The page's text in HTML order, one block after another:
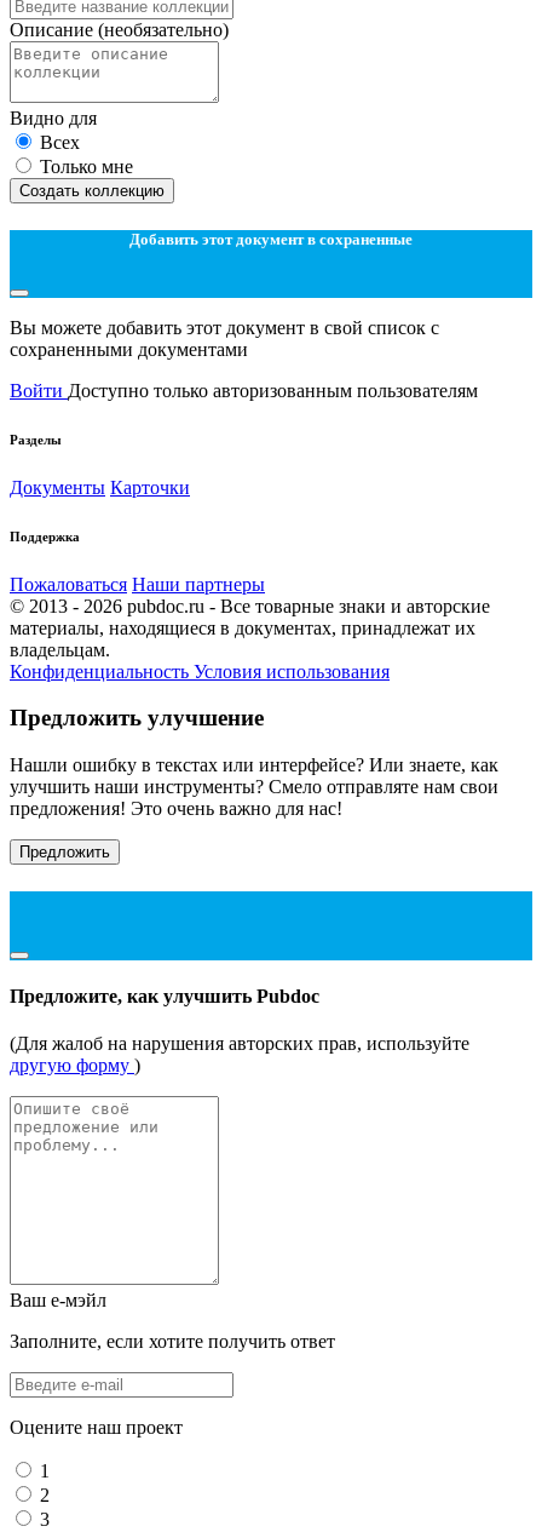
Описание (необязательно)
Видно для
Всех
Только мне
Создать коллекцию
Добавить этот документ в сохраненные
Вы можете добавить этот документ в свой список с
сохраненными документами
Войти Доступно только авторизованным пользователям
Разделы
Документы Карточки
Поддержка
Пожаловаться Наши партнеры
© 2013 - 2026 pubdoc.ru - Все товарные знаки и авторские
материалы, находящиеся в документах, принадлежат их
владельцам.
Конфиденциальность Условия использования
Предложить улучшение
Нашли ошибку в текстах или интерфейсе? Или знаете, как
улучшить наши инструменты? Смело отправляте нам свои
предложения! Это очень важно для нас!
Предложить
Предложите, как улучшить Pubdoc
(Для жалоб на нарушения авторских прав, используйте
другую форму )
Ваш е-мэйл
Заполните, если хотите получить ответ
Оцените наш проект
1
2
3